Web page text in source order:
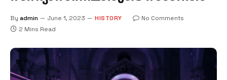
By admin June 1, 2023 HISTORY
No Comments
2 Mins Read